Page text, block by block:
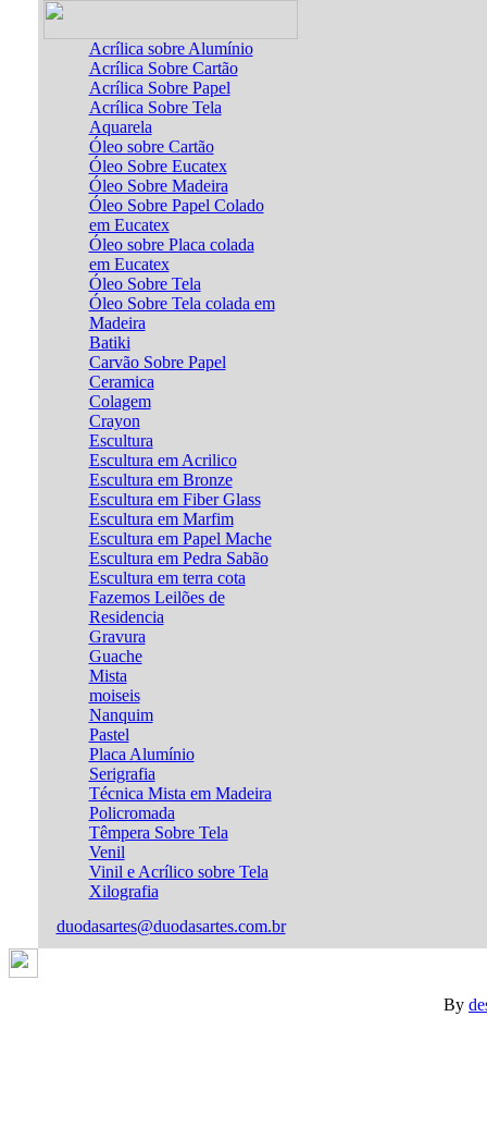
Acrílica sobre Alumínio
Acrílica Sobre Cartão
Acrílica Sobre Papel
Acrílica Sobre Tela
Aquarela
Óleo sobre Cartão
Óleo Sobre Eucatex
Óleo Sobre Madeira
Óleo Sobre Papel Colado
em Eucatex
Óleo sobre Placa colada
em Eucatex
Óleo Sobre Tela
Óleo Sobre Tela colada em
Madeira
Batiki
Carvão Sobre Papel
Ceramica
Colagem
Crayon
Escultura
Escultura em Acrilico
Escultura em Bronze
Escultura em Fiber Glass
Escultura em Marfim
Escultura em Papel Mache
Escultura em Pedra Sabão
Escultura em terra cota
Fazemos Leilões de
Residencia
Gravura
Guache
Mista
moiseis
Nanquim
Pastel
Placa Alumínio
Serigrafia
Técnica Mista em Madeira
Policromada
Têmpera Sobre Tela
Venil
Vinil e Acrílico sobre Tela
Xilografia
duodasartes@duodasartes.com.br
By